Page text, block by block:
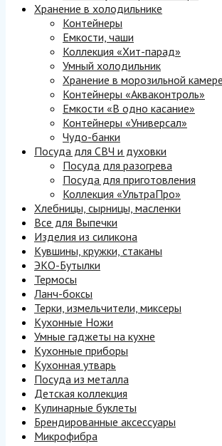
Хранение в холодильнике
Контейнеры
Емкости, чаши
Коллекция «Хит-парад»
Умный холодильник
Хранение в морозильной камере
Контейнеры «Акваконтроль»
Емкости «В одно касание»
Контейнеры «Универсал»
Чудо-банки
Посуда для СВЧ и духовки
Посуда для разогрева
Посуда для приготовления
Коллекция «УльтраПро»
Хлебницы, сырницы, масленки
Все для Выпечки
Изделия из силикона
Кувшины, кружки, стаканы
ЭКО-Бутылки
Термосы
Ланч-боксы
Терки, измельчители, миксеры
Кухонные Ножи
Умные гаджеты на кухне
Кухонные приборы
Кухонная утварь
Посуда из металла
Детская коллекция
Кулинарные буклеты
Брендированные аксессуары
Микрофибра